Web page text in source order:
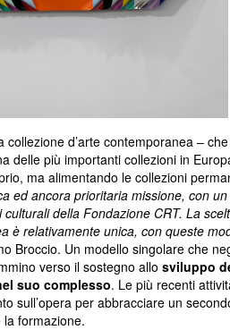
collezione d’arte contemporanea –
delle più importanti collezioni in
ma alimentando le collezioni
ed ancora prioritaria missione, con
della Fondazione CRT. La
è relativamente unica, con queste
Broccio. Un modello singolare che
verso il sostegno allo sviluppo
suo complesso. Le più recenti
sull’opera per abbracciare un
la formazione.